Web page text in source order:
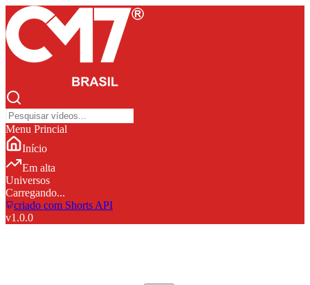
Menu Princial
Início
Em alta
Universos
Carregando...
criado com Shorts API
v1.0.0